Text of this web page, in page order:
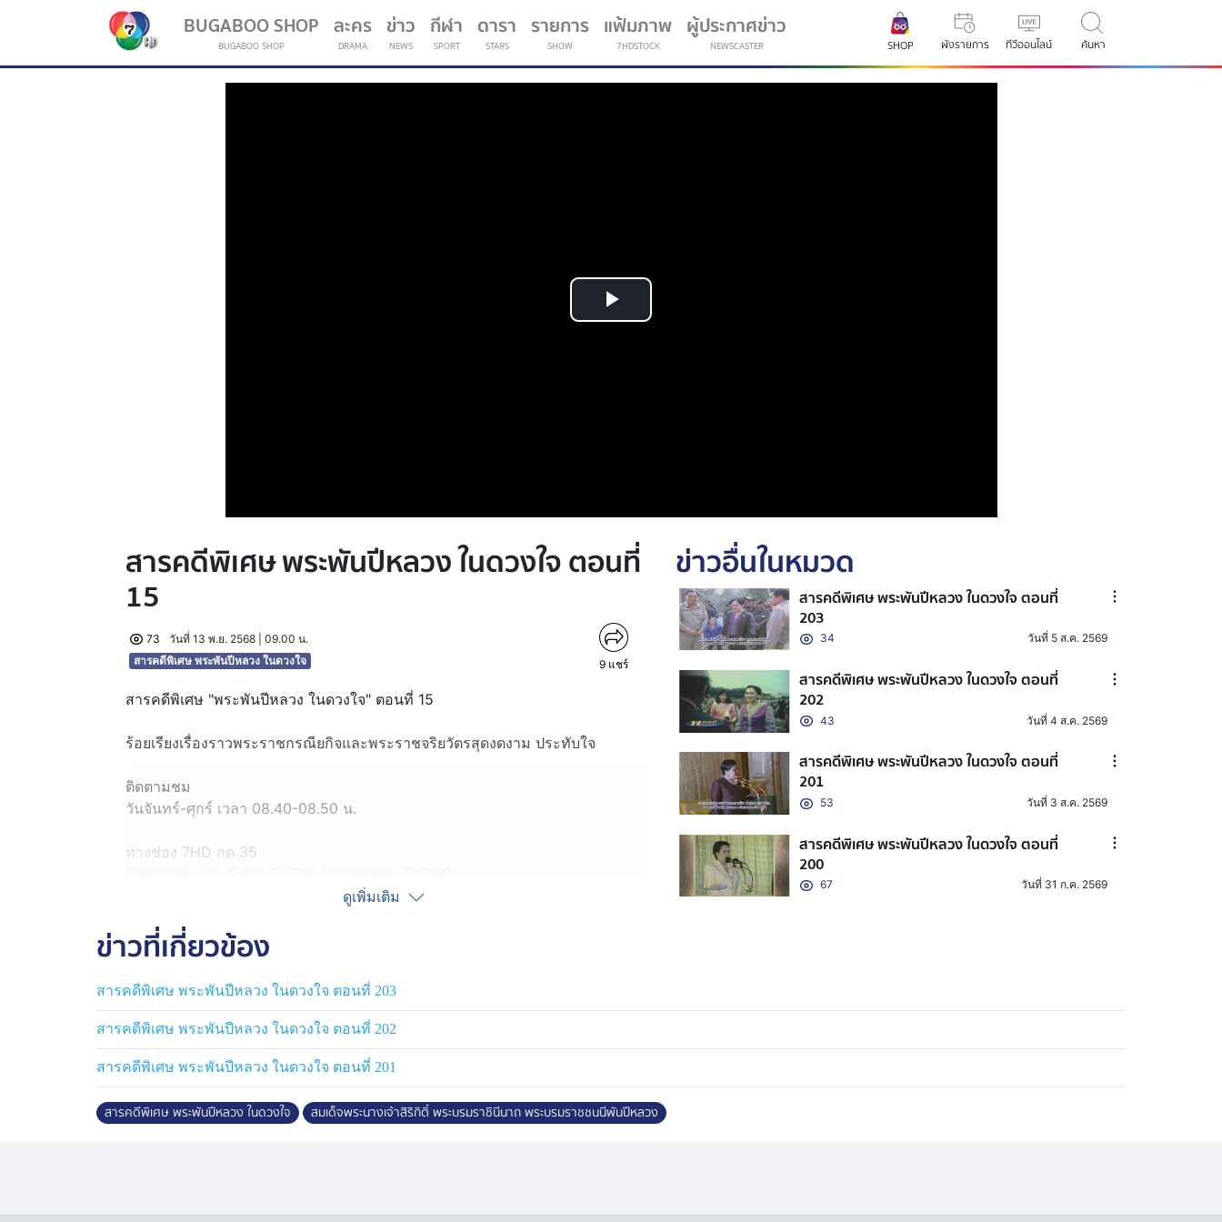
BUGABOO SHOP
BUGABOO SHOP
ละคร
DRAMA
ข่าว
NEWS
กีฬา
SPORT
(current)
ดารา
STARS
รายการ
SHOW
แฟ้มภาพ
7HDSTOCK
ผู้ประกาศข่าว
NEWSCASTER SHOP ผังรายการ ทีวีออนไลน์ ค้นหา
Play
สารคดีพิเศษ พระพันปีหลวง ในดวงใจ ตอนที่
15
73
วันที่ 13 พ.ย. 2568 | 09.00 น.
สารคดีพิเศษ พระพันปีหลวง ในดวงใจ
9 แชร์
สารคดีพิเศษ "พระพันปีหลวง ในดวงใจ" ตอนที่ 15
ร้อยเรียงเรื่องราวพระราชกรณียกิจและพระราชจริยวัตรสุดงดงาม ประทับใจ
ติดตามชม
วันจันทร์-ศุกร์ เวลา 08.40-08.50 น.
ทางช่อง 7HD กด 35
ภาพจาก #7HDstock
#พระพันปีหลวง
#ดูทีวีกด35 #สดออนไลน์BUGABOOTV #Ch7HD
ดูเพิ่มเติม
ข่าวอื่นในหมวด
สารคดีพิเศษ พระพันปีหลวง ในดวงใจ ตอนที่
203
34 วันที่ 5 ส.ค. 2569
สารคดีพิเศษ พระพันปีหลวง ในดวงใจ ตอนที่
202
43 วันที่ 4 ส.ค. 2569
สารคดีพิเศษ พระพันปีหลวง ในดวงใจ ตอนที่
201
53 วันที่ 3 ส.ค. 2569
สารคดีพิเศษ พระพันปีหลวง ในดวงใจ ตอนที่
200
67 วันที่ 31 ก.ค. 2569
ข่าวที่เกี่ยวข้อง
สารคดีพิเศษ พระพันปีหลวง ในดวงใจ ตอนที่ 203
สารคดีพิเศษ พระพันปีหลวง ในดวงใจ ตอนที่ 202
สารคดีพิเศษ พระพันปีหลวง ในดวงใจ ตอนที่ 201
สารคดีพิเศษ พระพันปีหลวง ในดวงใจ สมเด็จพระนางเจ้าสิริกิติ์ พระบรมราชินีนาถ พระบรมราชชนนีพันปีหลวง